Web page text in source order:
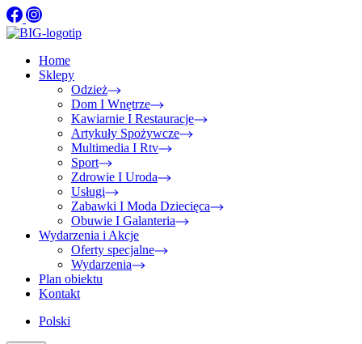
Home
Sklepy
Odzież
Dom I Wnętrze
Kawiarnie I Restauracje
Artykuły Spożywcze
Multimedia I Rtv
Sport
Zdrowie I Uroda
Usługi
Zabawki I Moda Dziecięca
Obuwie I Galanteria
Wydarzenia i Akcje
Oferty specjalne
Wydarzenia
Plan obiektu
Kontakt
Polski